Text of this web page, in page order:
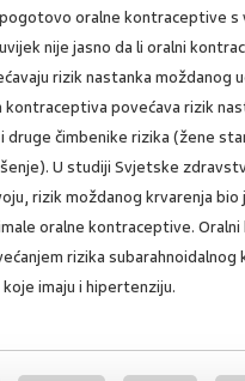
oralne kontraceptive s
nije jasno da li oralni
rizik nastanka moždanog
kontraceptiva povećava rizik
druge čimbenike rizika (žene
U studiji Svjetske
rizik moždanog krvarenja bio
oralne kontraceptive.
rizika
imaju i hipertenziju.